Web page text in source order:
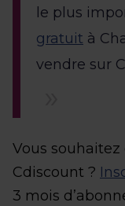
le plus
gratuit à
vendre sur
Vous
Cdiscount ?
3 mois